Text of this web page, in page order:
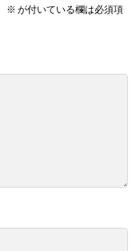
※ が付いている欄は必須項